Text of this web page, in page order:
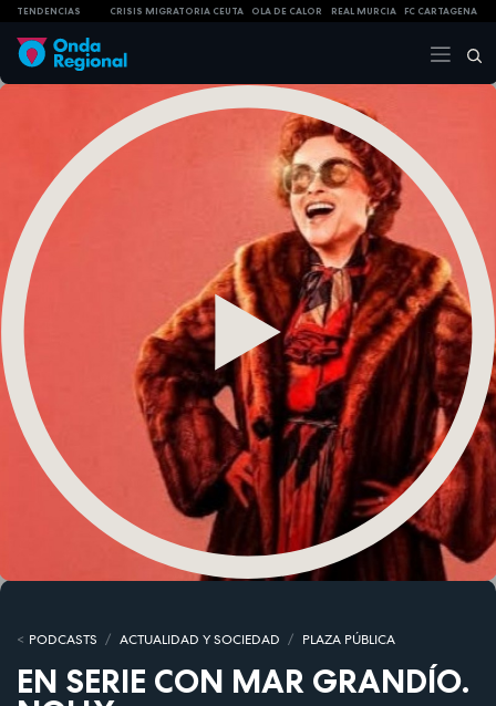
TENDENCIAS CRISIS MIGRATORIA CEUTA OLA DE CALOR REAL MURCIA FC CARTAGENA
PODCASTS ACTUALIDAD Y SOCIEDAD PLAZA PÚBLICA
EN SERIE CON MAR GRANDÍO.